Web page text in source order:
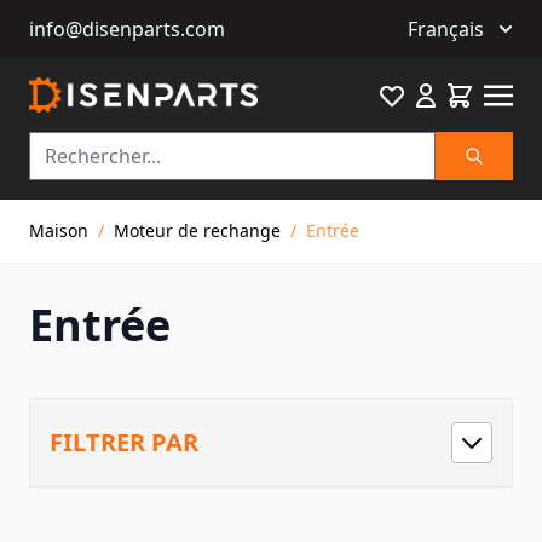
info@disenparts.com Français
FavouriteCart
Maison / Moteur de rechange / Entrée
Entrée
FILTRER PAR